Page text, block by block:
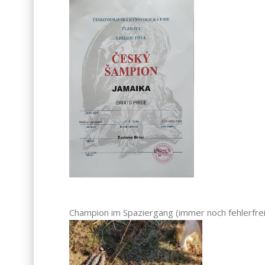
Champion im Spaziergang (immer noch